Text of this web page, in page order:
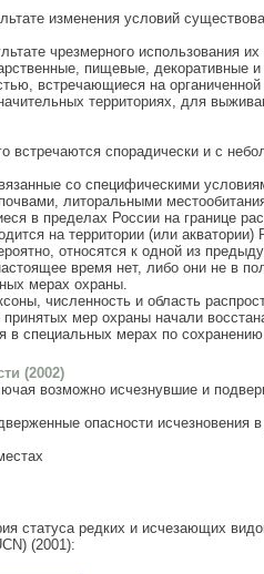
изменения условий
чрезмерного использования
пищевые, декоративные и
встречающиеся на органиченной
территориях, для
встречаются спорадически и с
со специфическими
литоральными
в пределах России на границе
на территории (или акватории)
относятся к одной из
время нет, либо они не в
мерах охраны.
численность и область
мер охраны начали
в специальных мерах по
(2002)
возможно исчезнувшие и
опасности исчезновения в
статуса редких и исчезающих
(2001):